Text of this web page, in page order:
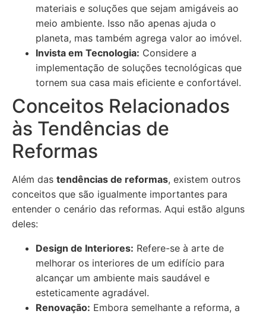
materiais e soluções que sejam amigáveis ao
meio ambiente. Isso não apenas ajuda o
planeta, mas também agrega valor ao imóvel.
Invista em Tecnologia: Considere a
implementação de soluções tecnológicas que
tornem sua casa mais eficiente e confortável.
Conceitos Relacionados
às Tendências de
Reformas
Além das tendências de reformas, existem outros
conceitos que são igualmente importantes para
entender o cenário das reformas. Aqui estão alguns
deles:
Design de Interiores: Refere-se à arte de
melhorar os interiores de um edifício para
alcançar um ambiente mais saudável e
esteticamente agradável.
Renovação: Embora semelhante a reforma, a